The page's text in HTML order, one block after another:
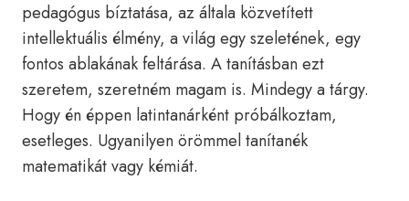
pedagógus bíztatása, az általa közvetített
intellektuális élmény, a világ egy szeletének, egy
fontos ablakának feltárása. A tanításban ezt
szeretem, szeretném magam is. Mindegy a tárgy.
Hogy én éppen latintanárként próbálkoztam,
esetleges. Ugyanilyen örömmel tanítanék
matematikát vagy kémiát.